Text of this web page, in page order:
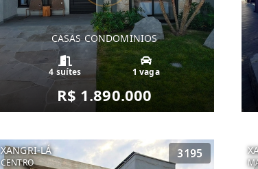
CASAS CONDOMINIOS
4 suítes 1 vaga
R$ 1.890.000
XANGRI-LÁ
CENTRO
3195